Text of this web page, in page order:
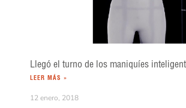
Llegó el turno de los maniquíes
LEER MÁS »
12 enero, 2018